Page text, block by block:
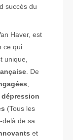
Haver, est
ce qui
unique,
. De
dépression
(Tous les
delà de sa
et